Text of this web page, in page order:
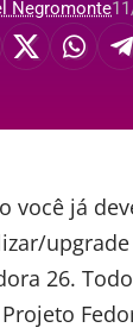
Negromonte
você já
26.